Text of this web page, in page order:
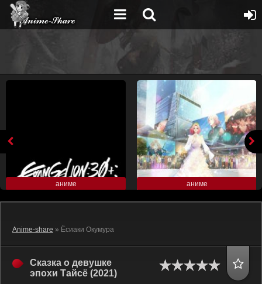
аниме аниме
Anime-share » Ёсиаки Окумура
Сказка о девушке
эпохи Тайсё (2021)